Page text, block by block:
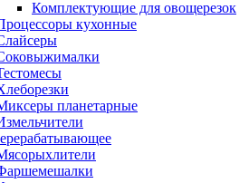
Комплектующие для овощерезок
кухонные
планетарные